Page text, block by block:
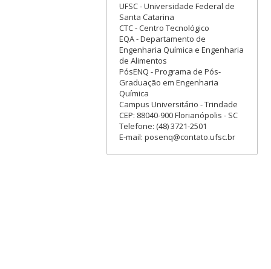
UFSC - Universidade Federal de
Santa Catarina
CTC - Centro Tecnológico
EQA - Departamento de
Engenharia Química e Engenharia
de Alimentos
PósENQ - Programa de Pós-
Graduação em Engenharia
Química
Campus Universitário - Trindade
CEP: 88040-900 Florianópolis - SC
Telefone: (48) 3721-2501
E-mail: posenq@contato.ufsc.br